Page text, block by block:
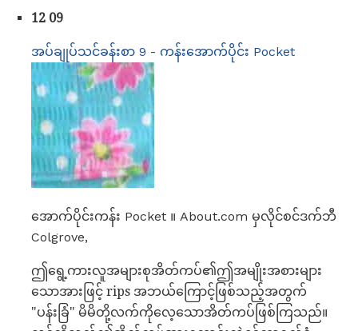
12 09
အပ်ချုပ်သင်ခန်းစာ 9 - ကန်းအောက်ပိုင်း Pocket
အောက်ပိုင်းကန်း Pocket ။ About.com မှလိုင်စင်ဒက်ဘီ
Colgrove,
ဤရွေ့ကားလူအများစုအိတ်ကပ်၏ဤအမျိုးအစားများ
သောအားဖြင့် rips အဘယ်ကြောင့်ဖြစ်သည့်အတွက်
"ပန်းခြံ" မိမိတို့လက်ကိုလေ့သောအိတ်ကပ်ဖြစ်ကြသည်။